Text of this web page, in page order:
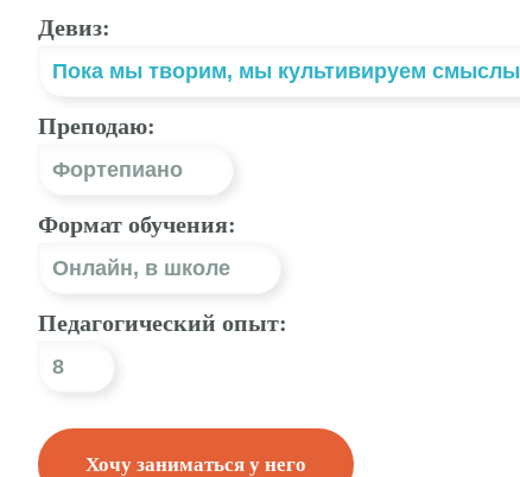
Девиз:
Пока мы творим, мы культивируем смыслы
Преподаю:
Фортепиано
Формат обучения:
Онлайн, в школе
Педагогический опыт:
8
Хочу заниматься у него